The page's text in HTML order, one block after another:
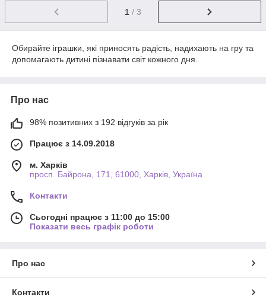
1 / 3
Обирайте іграшки, які приносять радість, надихають на гру та
допомагають дитині пізнавати світ кожного дня.
Про нас
98% позитивних з 192 відгуків за рік
Працює з 14.09.2018
м. Харків
просп. Байрона, 171, 61000, Харків, Україна
Контакти
Сьогодні працює з 11:00 до 15:00
Показати весь графік роботи
Про нас
Контакти